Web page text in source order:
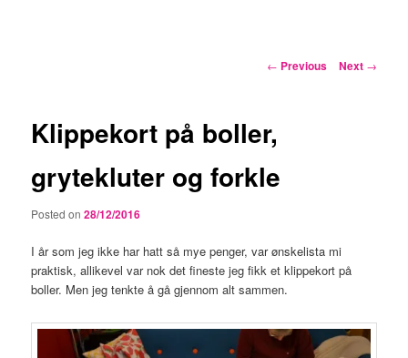
Post
← Previous Next →
Klippekort på boller,
grytekluter og forkle
Posted on28/12/2016
I år som jeg ikke har hatt så mye penger, var ønskelista mi
praktisk, allikevel var nok det fineste jeg fikk et klippekort på
boller. Men jeg tenkte å gå gjennom alt sammen.